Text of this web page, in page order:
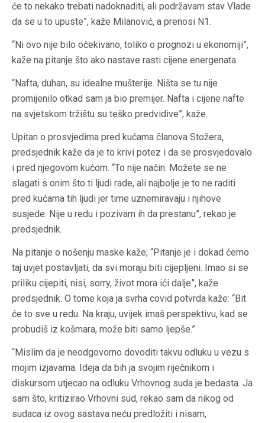
će to nekako trebati nadoknaditi, ali podržavam stav Vlade
da se u to upuste”, kaže Milanović, a prenosi N1.
“Ni ovo nije bilo očekivano, toliko o prognozi u ekonomiji”,
kaže na pitanje što ako nastave rasti cijene energenata.
“Nafta, duhan, su idealne mušterije. Ništa se tu nije
promijenilo otkad sam ja bio premijer. Nafta i cijene nafte
na svjetskom tržištu su teško predvidive”, kaže.
Upitan o prosvjedima pred kućama članova Stožera,
predsjednik kaže da je to krivi potez i da se prosvjedovalo
i pred njegovom kućom. “To nije način. Možete se ne
slagati s onim što ti ljudi rade, ali najbolje je to ne raditi
pred kućama tih ljudi jer time uznemiravaju i njihove
susjede. Nije u redu i pozivam ih da prestanu”, rekao je
predsjednik.
Na pitanje o nošenju maske kaže; “Pitanje je i dokad ćemo
taj uvjet postavljati, da svi moraju biti cijepljeni. Imao si se
priliku cijepiti, nisi, sorry, život mora ići dalje”, kaže
predsjednik. O tome koja ja svrha covid potvrda kaže: “Bit
će to sve u redu. Na kraju, uvijek imaš perspektivu, kad se
probudiš iz košmara, može biti samo ljepše.”
“Mislim da je neodgovorno dovoditi takvu odluku u vezu s
mojim izjavama. Ideja da bih ja svojim riječnikom i
diskursom utjecao na odluku Vrhovnog suda je bedasta. Ja
sam što, kritizirao Vrhovni sud, rekao sam da nikog od
sudaca iz ovog sastava neću predložiti i nisam,